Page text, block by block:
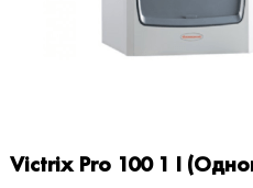
Victrix Pro 100 1 I